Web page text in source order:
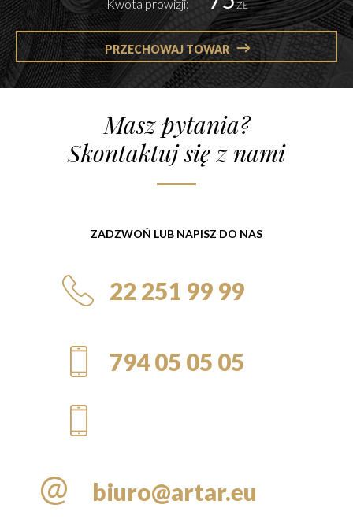
Kwota prowizji: ZŁ
PRZECHOWAJ TOWAR
Masz pytania?
Skontaktuj się z nami
ZADZWOŃ LUB NAPISZ DO NAS
22 251 99 99
794 05 05 05
@ biuro@artar.eu